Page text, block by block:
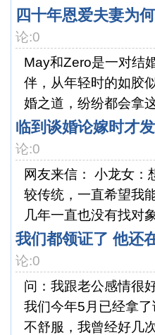
四十年恩爱夫妻为
论:0
May和Zero是一对结
伴，从年轻时的如胶
婚之道，纷纷都会拿
临到谈婚论嫁时才
论:0
网友来信： 小龙女：
较传统，一直希望我
几年一直也没有找对
我们都领证了 他还
论:0
问：我跟老公感情很
我们今年5月已经拿
不舒服，我曾经好几